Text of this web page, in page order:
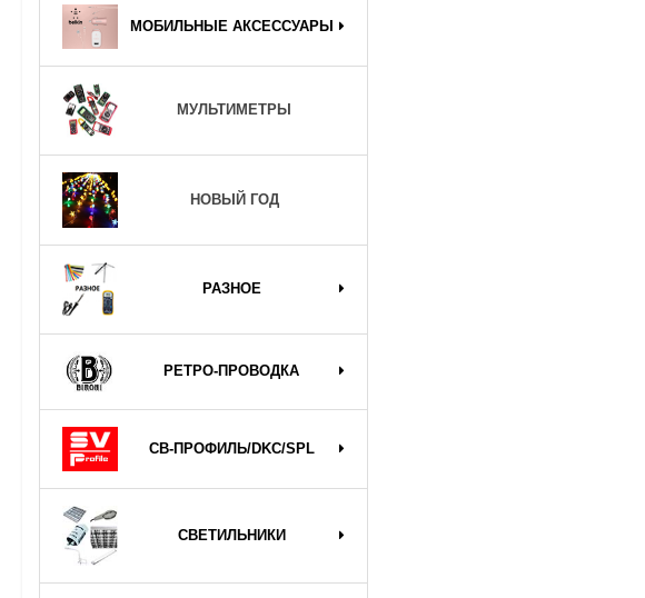
МОБИЛЬНЫЕ АКСЕССУАРЫ
МУЛЬТИМЕТРЫ
НОВЫЙ ГОД
РАЗНОЕ
РЕТРО-ПРОВОДКА
СВ-ПРОФИЛЬ/DKC/SPL
СВЕТИЛЬНИКИ